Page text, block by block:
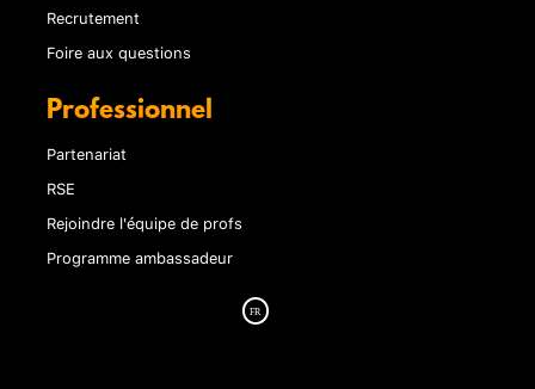
Recrutement
Foire aux questions
Professionnel
Partenariat
RSE
Rejoindre l'équipe de profs
Programme ambassadeur